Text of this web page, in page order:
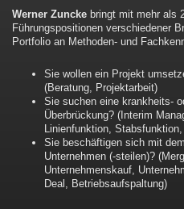
Werner Zuncke bringt mit mehr als
Führungspositionen verschiedener
Portfolio an Methoden- und
Sie wollen ein Projekt
(Beratung, Projektarbeit)
Sie suchen eine krankheits-
Überbrückung? (Interim
Linienfunktion,
Sie beschäftigen sich mit
Unternehmen (-steilen)?
Unternehmenskauf,
Deal, Betriebsaufspaltung)